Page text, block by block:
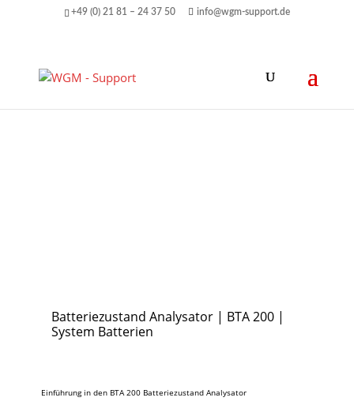
+49 (0) 21 81 – 24 37 50 info@wgm-support.de
Batteriezustand Analysator | BTA 200 |
System Batterien
Einführung in den BTA 200 Batteriezustand Analysator